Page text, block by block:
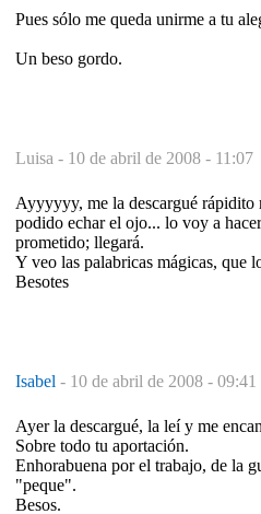
Pues sólo me queda unirme a tu
Un beso gordo.
Luisa - 10 de abril de 2008 - 11:07
Ayyyyyy, me la descargué
podido echar el ojo... lo voy a
prometido; llegará.
Y veo las palabricas mágicas, que
Besotes
Isabel - 10 de abril de 2008 - 09:41
Ayer la descargué, la leí y me
Sobre todo tu aportación.
Enhorabuena por el trabajo, de la
"peque".
Besos.